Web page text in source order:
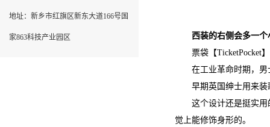
西装的右侧会多一个
票袋【TicketPocket】
在工业革命时期，男士
早期英国绅士用来装
这个设计还是挺实用的
觉上能修饰身形的。
地址：新乡市红旗区新东大道166号国
家863科技产业园区